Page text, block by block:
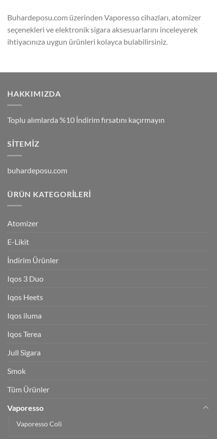
Buhardeposu.com üzerinden Vaporesso cihazları, atomizer
seçenekleri ve elektronik sigara aksesuarlarını inceleyerek
ihtiyacınıza uygun ürünleri kolayca bulabilirsiniz.
HAKKIMIZDA
Toplu alımlarda %10 İndirim fırsatını kaçırmayın
SITEMIZ
buhardeposu.com
ÜRÜN KATEGORILERI
Atomizer
E-Likit
İndirim Ürünler
Iqos 3 Duo
Iqos Heets
Iqos iluma
Iqos Terea
Jull Sigara
Smok
Tüm Ürünler
Vaporesso
Vaporesso Coli